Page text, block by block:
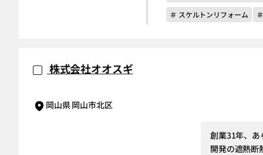
＃ スケルトンリフォーム
株式会社オオスギ
岡山県 岡山市北区
創業31年、あ
開発の遮熱断